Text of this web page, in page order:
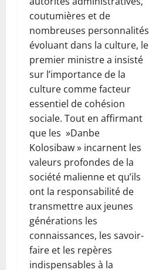
coutumières et de
nombreuses personnalités
évoluant dans la culture, le
premier ministre a insisté
sur l’importance de la
culture comme facteur
essentiel de cohésion
sociale. Tout en affirmant
que les »Danbe
Kolosibaw » incarnent les
valeurs profondes de la
société malienne et qu’ils
ont la responsabilité de
transmettre aux jeunes
générations les
connaissances, les savoir-
faire et les repères
indispensables à la